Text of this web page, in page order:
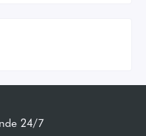
24/7